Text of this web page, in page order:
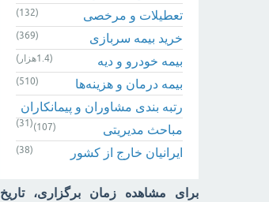
تعطیلات و مرخصی (132)
خرید بیمه سربازی (369)
بیمه خودرو و دیه (1.4هزار)
بیمه درمان و هزینه‌ها (510)
رتبه بندی مشاوران و پیمانکاران
(31) مباحث مدیریتی (107)
ایرانیان خارج از کشور (38)
برای مشاهده زمان برگزاری، تاریخ